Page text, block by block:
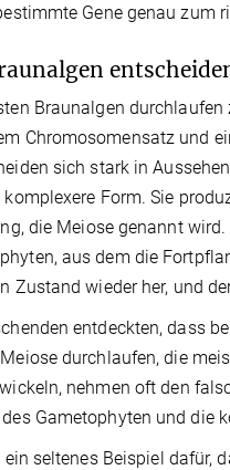
Gene genau zum
Braunalgen
Chromosomensatz und
sich stark in
komplexere Form. Sie
die Meiose genannt
aus dem die
Zustand wieder her, und
entdeckten, dass
durchlaufen, die
nehmen oft den
Gametophyten und die
ein seltenes Beispiel dafür,